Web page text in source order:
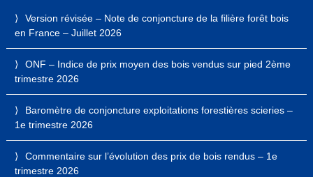
Version révisée – Note de conjoncture de la filière forêt bois
en France – Juillet 2026
ONF – Indice de prix moyen des bois vendus sur pied 2ème
trimestre 2026
Baromètre de conjoncture exploitations forestières scieries –
1e trimestre 2026
Commentaire sur l’évolution des prix de bois rendus – 1e
trimestre 2026